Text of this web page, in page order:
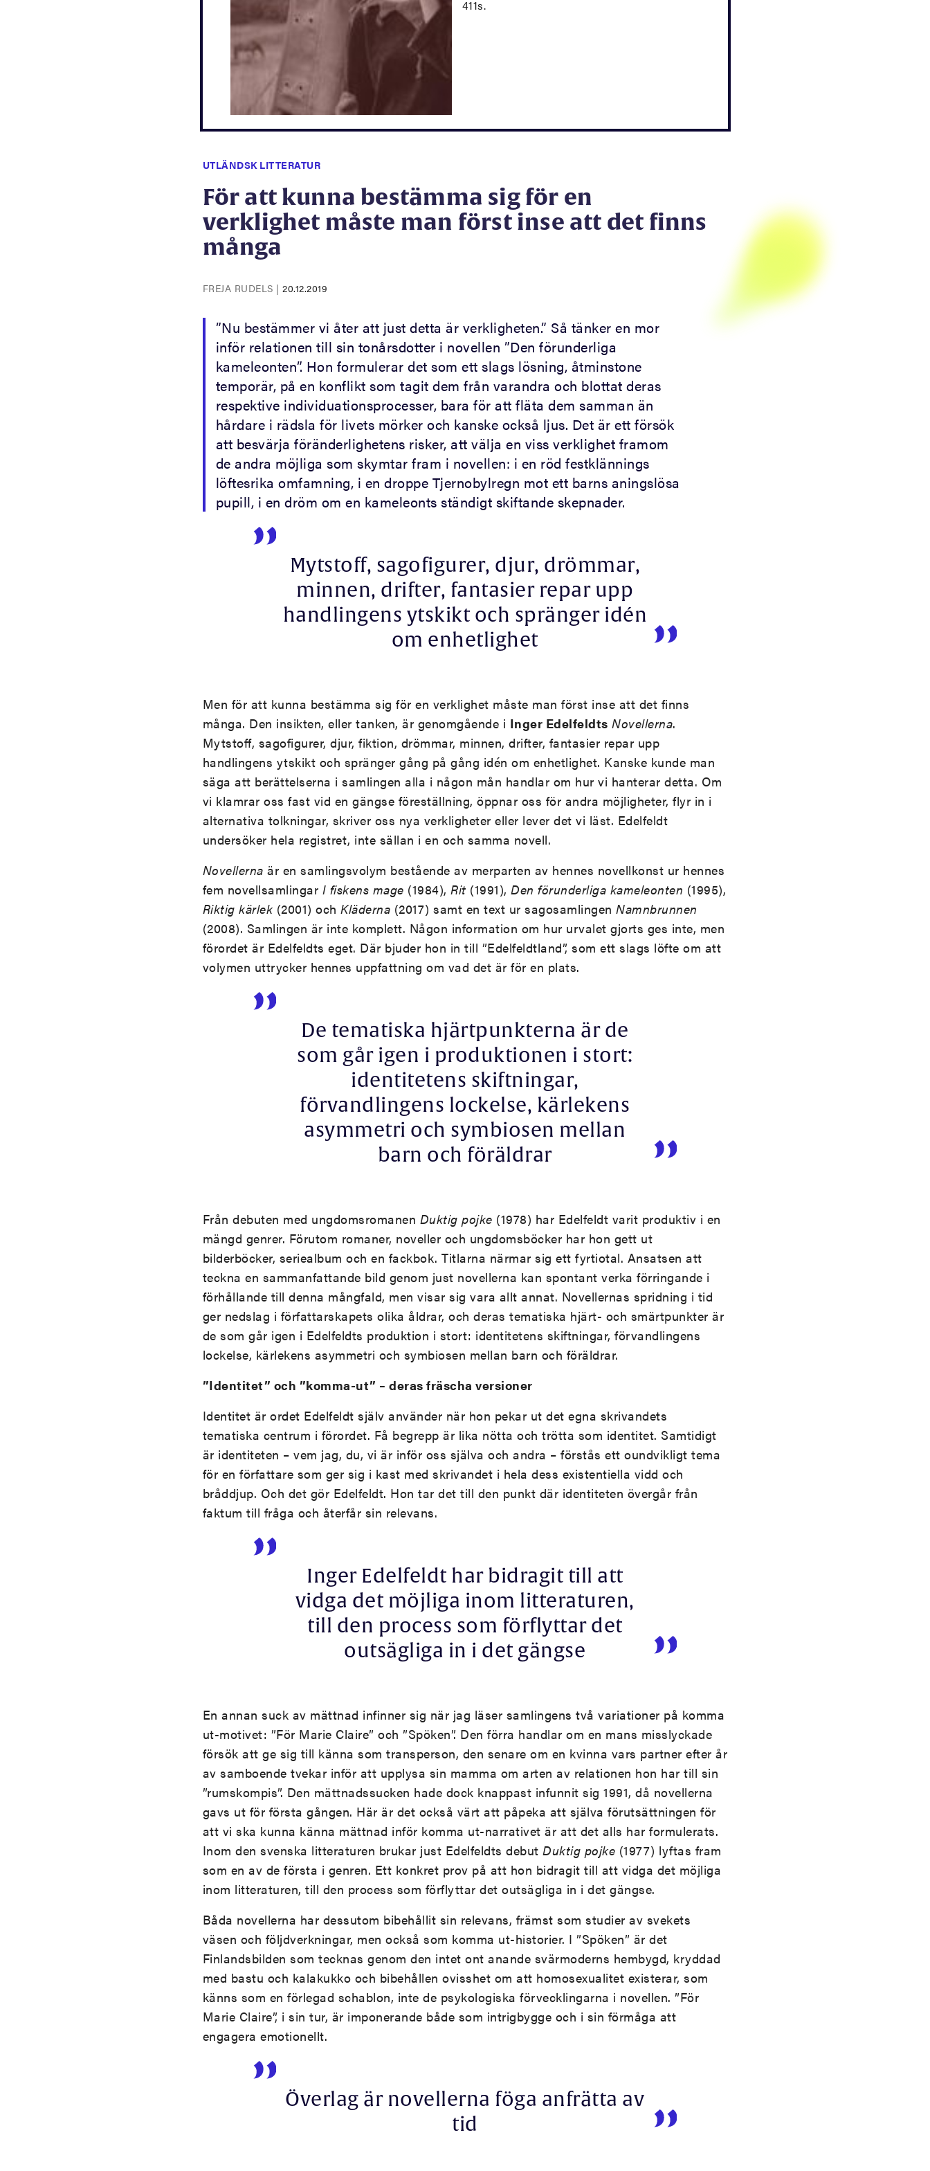
411s.
UTLÄNDSK LITTERATUR
För att kunna bestämma sig för en
verklighet måste man först inse att det finns
många
FREJA RUDELS | 20.12.2019
”Nu bestämmer vi åter att just detta är verkligheten.” Så tänker en mor
inför relationen till sin tonårsdotter i novellen ”Den förunderliga
kameleonten”. Hon formulerar det som ett slags lösning, åtminstone
temporär, på en konflikt som tagit dem från varandra och blottat deras
respektive individuationsprocesser, bara för att fläta dem samman än
hårdare i rädsla för livets mörker och kanske också ljus. Det är ett försök
att besvärja föränderlighetens risker, att välja en viss verklighet framom
de andra möjliga som skymtar fram i novellen: i en röd festklännings
löftesrika omfamning, i en droppe Tjernobylregn mot ett barns aningslösa
pupill, i en dröm om en kameleonts ständigt skiftande skepnader.
Mytstoff, sagofigurer, djur, drömmar,
minnen, drifter, fantasier repar upp
handlingens ytskikt och spränger idén
om enhetlighet
Men för att kunna bestämma sig för en verklighet måste man först inse att det finns
många. Den insikten, eller tanken, är genomgående i Inger Edelfeldts Novellerna.
Mytstoff, sagofigurer, djur, fiktion, drömmar, minnen, drifter, fantasier repar upp
handlingens ytskikt och spränger gång på gång idén om enhetlighet. Kanske kunde man
säga att berättelserna i samlingen alla i någon mån handlar om hur vi hanterar detta. Om
vi klamrar oss fast vid en gängse föreställning, öppnar oss för andra möjligheter, flyr in i
alternativa tolkningar, skriver oss nya verkligheter eller lever det vi läst. Edelfeldt
undersöker hela registret, inte sällan i en och samma novell.
Novellerna är en samlingsvolym bestående av merparten av hennes novellkonst ur hennes
fem novellsamlingar I fiskens mage (1984), Rit (1991), Den förunderliga kameleonten (1995),
Riktig kärlek(2001) och Kläderna (2017) samt en text ur sagosamlingen Namnbrunnen
(2008). Samlingen är inte komplett. Någon information om hur urvalet gjorts ges inte, men
förordet är Edelfeldts eget. Där bjuder hon in till ”Edelfeldtland”, som ett slags löfte om att
volymen uttrycker hennes uppfattning om vad det är för en plats.
De tematiska hjärtpunkterna är de
som går igen i produktionen i stort:
identitetens skiftningar,
förvandlingens lockelse, kärlekens
asymmetri och symbiosen mellan
barn och föräldrar
Från debuten med ungdomsromanen Duktig pojke (1978) har Edelfeldt varit produktiv i en
mängd genrer. Förutom romaner, noveller och ungdomsböcker har hon gett ut
bilderböcker, seriealbum och en fackbok. Titlarna närmar sig ett fyrtiotal. Ansatsen att
teckna en sammanfattande bild genom just novellerna kan spontant verka förringande i
förhållande till denna mångfald, men visar sig vara allt annat. Novellernas spridning i tid
ger nedslag i författarskapets olika åldrar, och deras tematiska hjärt- och smärtpunkter är
de som går igen i Edelfeldts produktion i stort: identitetens skiftningar, förvandlingens
lockelse, kärlekens asymmetri och symbiosen mellan barn och föräldrar.
”Identitet” och ”komma-ut” – deras fräscha versioner
Identitet är ordet Edelfeldt själv använder när hon pekar ut det egna skrivandets
tematiska centrum i förordet. Få begrepp är lika nötta och trötta som identitet. Samtidigt
är identiteten – vem jag, du, vi är inför oss själva och andra – förstås ett oundvikligt tema
för en författare som ger sig i kast med skrivandet i hela dess existentiella vidd och
bråddjup. Och det gör Edelfeldt. Hon tar det till den punkt där identiteten övergår från
faktum till fråga och återfår sin relevans.
Inger Edelfeldt har bidragit till att
vidga det möjliga inom litteraturen,
till den process som förflyttar det
outsägliga in i det gängse
En annan suck av mättnad infinner sig när jag läser samlingens två variationer på komma
ut-motivet: ”För Marie Claire” och ”Spöken”. Den förra handlar om en mans misslyckade
försök att ge sig till känna som transperson, den senare om en kvinna vars partner efter år
av samboende tvekar inför att upplysa sin mamma om arten av relationen hon har till sin
”rumskompis”. Den mättnadssucken hade dock knappast infunnit sig 1991, då novellerna
gavs ut för första gången. Här är det också värt att påpeka att själva förutsättningen för
att vi ska kunna känna mättnad inför komma ut-narrativet är att det alls har formulerats.
Inom den svenska litteraturen brukar just Edelfeldts debut Duktig pojke (1977) lyftas fram
som en av de första i genren. Ett konkret prov på att hon bidragit till att vidga det möjliga
inom litteraturen, till den process som förflyttar det outsägliga in i det gängse.
Båda novellerna har dessutom bibehållit sin relevans, främst som studier av svekets
väsen och följdverkningar, men också som komma ut-historier. I ”Spöken” är det
Finlandsbilden som tecknas genom den intet ont anande svärmoderns hembygd, kryddad
med bastu och kalakukko och bibehållen ovisshet om att homosexualitet existerar, som
känns som en förlegad schablon, inte de psykologiska förvecklingarna i novellen. ”För
Marie Claire”, i sin tur, är imponerande både som intrigbygge och i sin förmåga att
engagera emotionellt.
Överlag är novellerna föga anfrätta av
tid